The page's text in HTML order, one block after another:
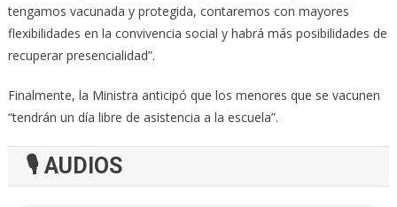
tengamos vacunada y protegida, contaremos con mayores
flexibilidades en la convivencia social y habrá más posibilidades de
recuperar presencialidad”.
Finalmente, la Ministra anticipó que los menores que se vacunen
“tendrán un día libre de asistencia a la escuela”.
🎙 AUDIOS